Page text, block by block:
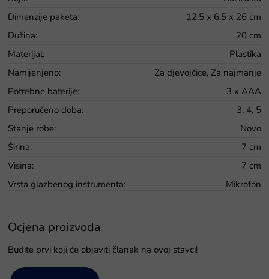
Dimenzije paketa:
12,5 x 6,5 x 26 cm
Dužina:
20 cm
Materijal:
Plastika
Namijenjeno:
Za djevojčice, Za najmanje
Potrebne baterije:
3 x AAA
Preporučeno doba:
3, 4, 5
Stanje robe:
Novo
Širina:
7 cm
Visina:
7 cm
Vrsta glazbenog instrumenta: Mikrofon
Ocjena proizvoda
Budite prvi koji će objaviti članak na ovoj stavci!